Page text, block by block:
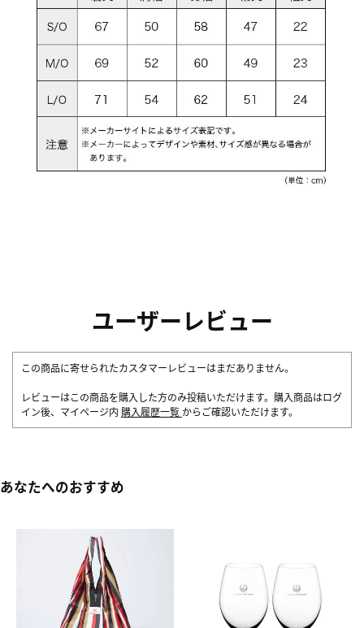
ユーザーレビュー
この商品に寄せられたカスタマーレビューはまだありません。
レビューはこの商品を購入した方のみ投稿いただけます。購入商品はログ
イン後、マイページ内 購入履歴一覧 からご確認いただけます。
あなたへのおすすめ